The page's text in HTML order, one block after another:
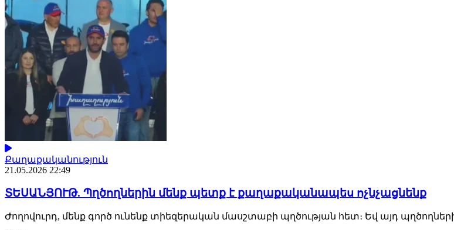
Քաղաքականություն
21.05.2026 22:49
ՏԵՍԱՆՅՈՒԹ. Պղծողներին մենք պետք է քաղաքականապես ոչնչացնենք
Ժողովուրդ, մենք գործ ունենք տիեզերական մասշտաբի պղծության հետ։ Եվ այդ